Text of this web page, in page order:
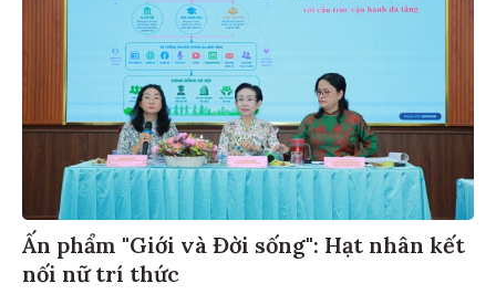
Ấn phẩm "Giới và Đời sống": Hạt nhân kết
nối nữ trí thức